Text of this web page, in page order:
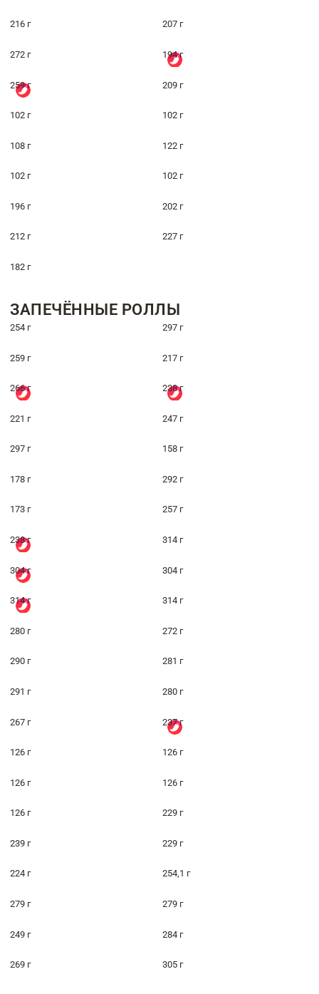
216 г 207 г
272 г 194 г
259 г 209 г
102 г 102 г
108 г 122 г
102 г 102 г
196 г 202 г
212 г 227 г
182 г
ЗАПЕЧЁННЫЕ РОЛЛЫ
254 г 297 г
259 г 217 г
266 г 238 г
221 г 247 г
297 г 158 г
178 г 292 г
173 г 257 г
238 г 314 г
304 г 304 г
314 г 314 г
280 г 272 г
290 г 281 г
291 г 280 г
267 г 237 г
126 г 126 г
126 г 126 г
126 г 229 г
239 г 229 г
224 г 254,1 г
279 г 279 г
249 г 284 г
269 г 305 г